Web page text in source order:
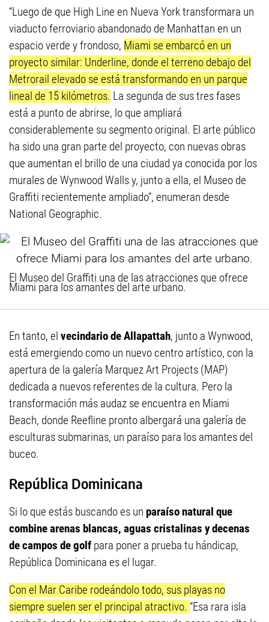
“Luego de que High Line en Nueva York transformara un
viaducto ferroviario abandonado de Manhattan en un
espacio verde y frondoso, Miami se embarcó en un
proyecto similar: Underline, donde el terreno debajo del
Metrorail elevado se está transformando en un parque
lineal de 15 kilómetros. La segunda de sus tres fases
está a punto de abrirse, lo que ampliará
considerablemente su segmento original. El arte público
ha sido una gran parte del proyecto, con nuevas obras
que aumentan el brillo de una ciudad ya conocida por los
murales de Wynwood Walls y, junto a ella, el Museo de
Graffiti recientemente ampliado”, enumeran desde
National Geographic.
El Museo del Graffiti una de las atracciones que ofrece
Miami para los amantes del arte urbano.
En tanto, el vecindario de Allapattah, junto a Wynwood,
está emergiendo como un nuevo centro artístico, con la
apertura de la galería Marquez Art Projects (MAP)
dedicada a nuevos referentes de la cultura. Pero la
transformación más audaz se encuentra en Miami
Beach, donde Reefline pronto albergará una galería de
esculturas submarinas, un paraíso para los amantes del
buceo.
República Dominicana
Si lo que estás buscando es un paraíso natural que
combine arenas blancas, aguas cristalinas y decenas
de campos de golf para poner a prueba tu hándicap,
República Dominicana es el lugar.
Con el Mar Caribe rodeándolo todo, sus playas no
siempre suelen ser el principal atractivo. “Esa rara isla